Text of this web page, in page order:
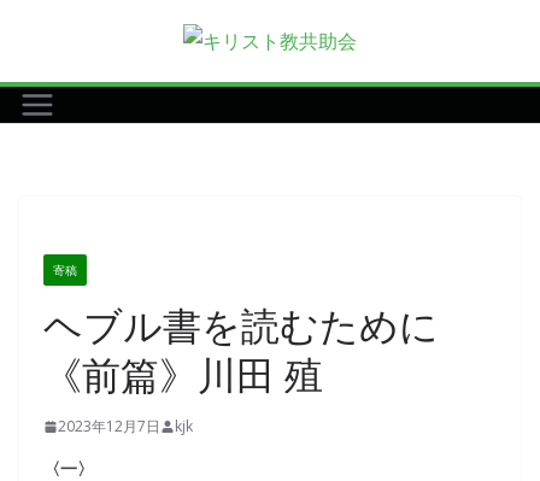
テ
ン
寄稿
ヘブル書を読むために
《前篇》川田 殖
2023年12月7日 kjk
〈一〉